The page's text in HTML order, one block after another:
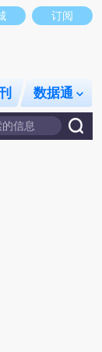
观点和立场。推荐
订阅
数据通